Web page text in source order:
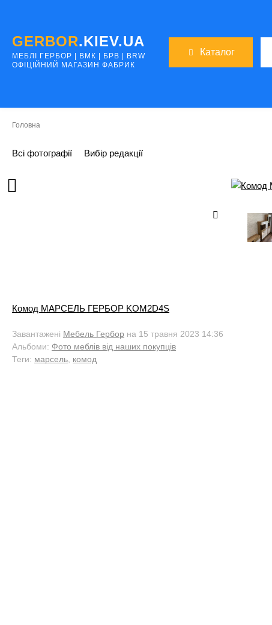
GERBOR.KIEV.UA
МЕБЛI ГЕРБОР | ВМК | БРВ | BRW
ОФІЦІЙНИЙ МАГАЗИН ФАБРИК
Каталог
Головна
Всі фотографії Вибір редакції
Комод МАРСЕЛЬ ГЕРБОР KOM2D4S
Завантажені Мебель Гербор на 15 травня 2023 14:36
Альбоми: Фото меблів від наших покупців
Теги: марсель, комод